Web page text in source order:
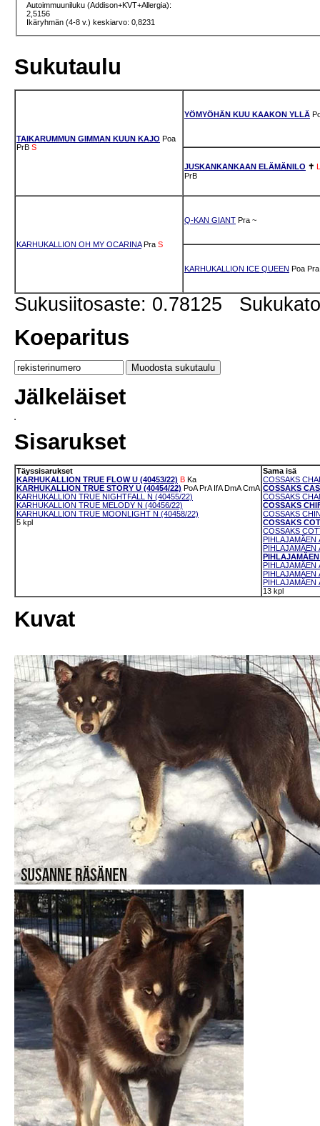
Autoimmuuniluku (Addison+KVT+Allergia):
2,5156
Ikäryhmän (4-8 v.) keskiarvo: 0,8231
Sukutaulu
TAIKARUMMUN GIMMAN KUUN KAJO Poa
PrB S
YÖMYÖHÄN KUU KAAKON YLLÄ
JUSKANKANKAAN ELÄMÄNILO ✝ L
PrB
KARHUKALLION OH MY OCARINA Pra S
Q-KAN GIANT Pra ~
KARHUKALLION ICE QUEEN Poa Pra
Sukusiitosaste: 0.78125
Koeparitus
Jälkeläiset
Sisarukset
Täyssisarukset
KARHUKALLION TRUE FLOW U (40453/22) B Ka
KARHUKALLION TRUE STORY U (40454/22) PoA PrA IfA DmA CmA
KARHUKALLION TRUE NIGHTFALL N (40455/22)
KARHUKALLION TRUE MELODY N (40456/22)
KARHUKALLION TRUE MOONLIGHT N (40458/22)
5 kpl
Sama isä
COSSAKS
COSSAKS
COSSAKS
COSSAKS
COSSAKS
COSSAKS
COSSAKS
PIHLAJAMÄEN
PIHLAJAMÄEN
PIHLAJAMÄEN
PIHLAJAMÄEN
PIHLAJAMÄEN
13 kpl
Kuvat